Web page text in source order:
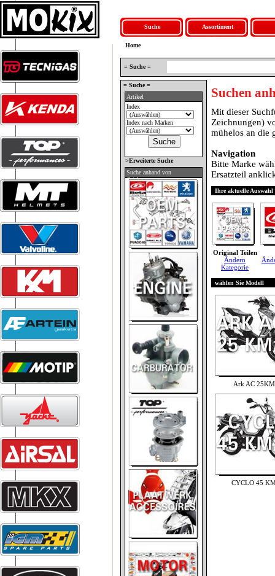
Suche Assortiment
Home
= Suche =
= Suche =
Artikel
Index
Index nach Marken
>Erweiterte Suche
Suche anhand von
Zeichnungen
Suchen
Mit dieser
Zeichnungen)
mühelos an die
Navigation
Bitte Marke
Ersatzteil
Ihre aktuelle Auswahl
Original Teilen
Ändern
Kategorie
wählen Sie Modell
Ark AC
CYCLO 45